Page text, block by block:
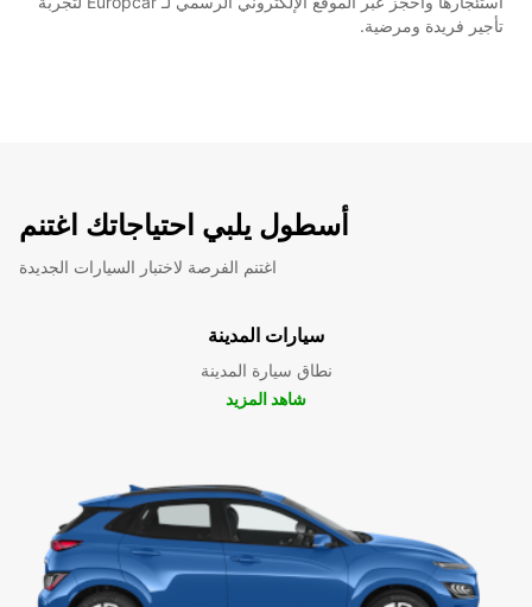
تأجير فريدة ومرضية.
أسطول يلبي احتياجاتك اغتنم
اغتنم الفرصة لاختبار السيارات الجديدة
سيارات المدينة
نطاق سيارة المدينة
شاهد المزيد